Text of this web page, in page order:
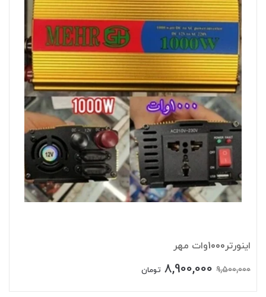
اینورتر1000وات مهر
9,500,000
8,900,000 تومان